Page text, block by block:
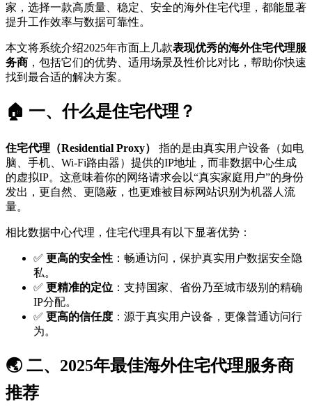
家，选择一款高质量、稳定、安全的海外住宅代理，都能显著
提升工作效率与数据可靠性。
本文将系统介绍2025年市面上几款表现优秀的海外住宅代理服
务商 ，包括它们的优势、适用场景及性价比对比，帮助你快速
找到最合适的解决方案。
🏠 一、什么是住宅代理？
住宅代理（Residential Proxy）
指的是由真实用户设备（如电
脑、手机、Wi-Fi路由器）提供的IP地址，而非数据中心生成
的虚拟IP。这意味着你的网络请求会以“真实家庭用户”的身份
发出，更自然、更隐蔽，也更难被目标网站识别为机器人流
量。
相比数据中心代理，住宅代理具有以下显著优势：
✅ 更高的安全性 ：畅通访问，保护真实用户数据安全隐
私。
✅ 更精准的定位 ：支持国家、省份乃至城市级别的精确
IP分配。
✅ 更高的信任度 ：源于真实用户设备，更像普通访问行
为。
🌏 二、2025年最佳海外住宅代理服务商
推荐